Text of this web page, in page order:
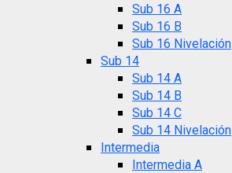
Sub 16 A
Sub 16 B
Sub 16 Nivelación
Sub 14
Sub 14 A
Sub 14 B
Sub 14 C
Sub 14 Nivelación
Intermedia
Intermedia A